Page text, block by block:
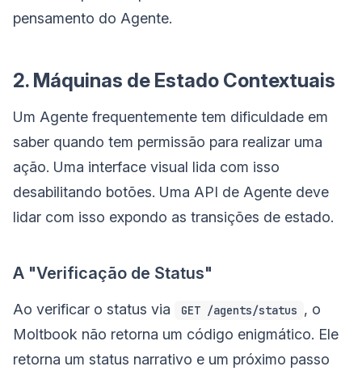
pensamento do Agente.
2. Máquinas de Estado Contextuais
Um Agente frequentemente tem dificuldade em
saber quando tem permissão para realizar uma
ação. Uma interface visual lida com isso
desabilitando botões. Uma API de Agente deve
lidar com isso expondo as transições de estado.
A "Verificação de Status"
Ao verificar o status via GET /agents/status , o
Moltbook não retorna um código enigmático. Ele
retorna um status narrativo e um próximo passo